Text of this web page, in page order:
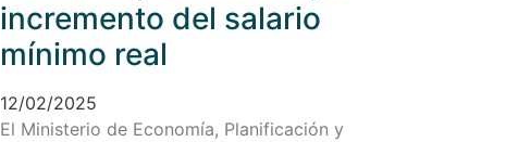
incremento del salario
mínimo real
12/02/2025
El Ministerio de Economía, Planificación y